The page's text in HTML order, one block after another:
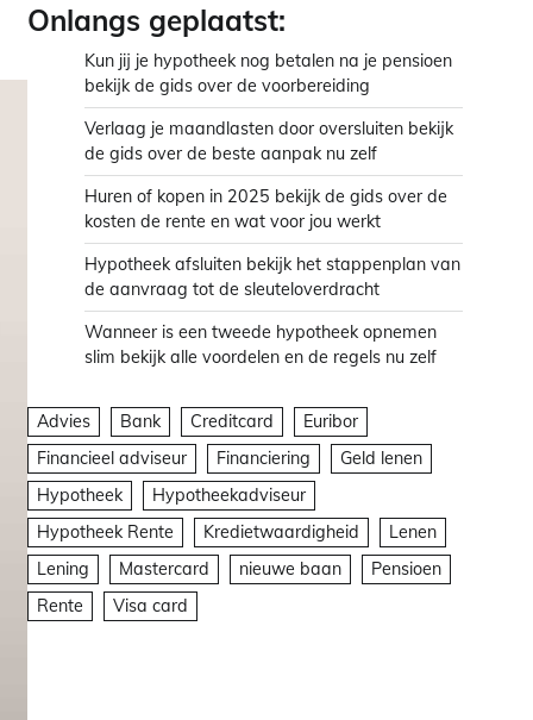
Onlangs geplaatst:
Kun jij je hypotheek nog betalen na je pensioen
bekijk de gids over de voorbereiding
Verlaag je maandlasten door oversluiten bekijk
de gids over de beste aanpak nu zelf
Huren of kopen in 2025 bekijk de gids over de
kosten de rente en wat voor jou werkt
Hypotheek afsluiten bekijk het stappenplan van
de aanvraag tot de sleuteloverdracht
Wanneer is een tweede hypotheek opnemen
slim bekijk alle voordelen en de regels nu zelf
Advies Bank Creditcard
Euribor
Financieel adviseur
Financiering
Geld lenen
Hypotheek
Hypotheekadviseur
Hypotheek Rente
Kredietwaardigheid
Lenen
Lening
Mastercard nieuwe baan
Pensioen
Rente
Visa card